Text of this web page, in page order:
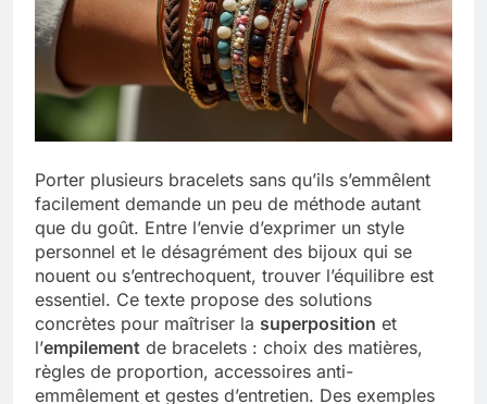
Découvrez notre test d’orientation
gratuit spécialement conçu pour
collégiens et lycéens
4 Mois Ago
Liste complète des marques
4 Mois Ago
Tout savoir sur les impatiens de
nouvelle guinée : culture et entretien
5 Mois Ago
Quels sont les inconvénients de
Porter plusieurs bracelets sans qu’ils s’emmêlent
facilement demande un peu de méthode autant
que du goût. Entre l’envie d’exprimer un style
personnel et le désagrément des bijoux qui se
nouent ou s’entrechoquent, trouver l’équilibre est
essentiel. Ce texte propose des solutions
concrètes pour maîtriser la superposition et
l’empilement de bracelets : choix des matières,
règles de proportion, accessoires anti-
emmêlement et gestes d’entretien. Des exemples